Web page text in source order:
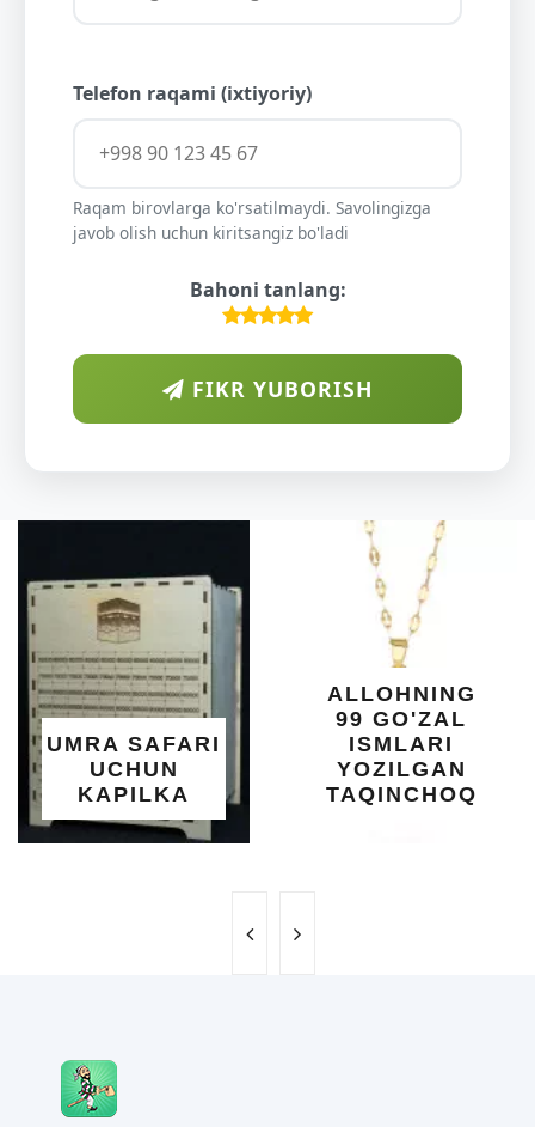
Telefon raqami (ixtiyoriy)
Raqam birovlarga ko'rsatilmaydi. Savolingizga
javob olish uchun kiritsangiz bo'ladi
Bahoni tanlang:
FIKR YUBORISH
UMRA SAFARI
UCHUN
KAPILKA
ALLOHNING
99 GO'ZAL
ISMLARI
YOZILGAN
TAQINCHOQ